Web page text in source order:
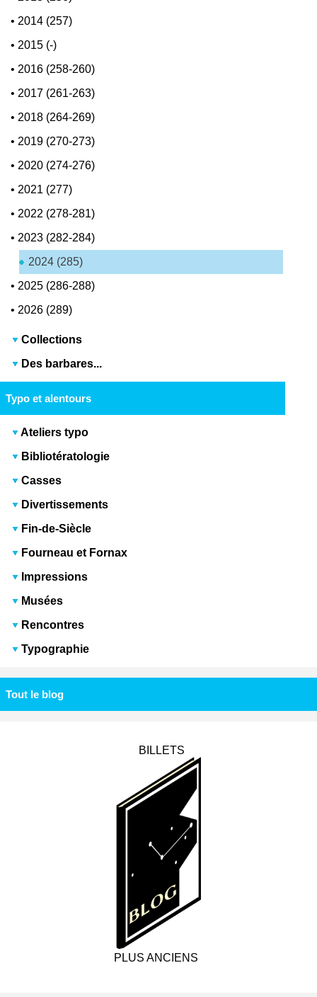
• 2014 (257)
• 2015 (-)
• 2016 (258-260)
• 2017 (261-263)
• 2018 (264-269)
• 2019 (270-273)
• 2020 (274-276)
• 2021 (277)
• 2022 (278-281)
• 2023 (282-284)
2024 (285)
• 2025 (286-288)
• 2026 (289)
Collections
Des barbares...
Typo et alentours
Ateliers typo
Bibliotératologie
Casses
Divertissements
Fin-de-Siècle
Fourneau et Fornax
Impressions
Musées
Rencontres
Typographie
Tout le blog
BILLETS
PLUS ANCIENS